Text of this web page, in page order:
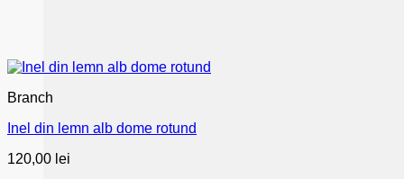
Branch
Inel din lemn alb dome rotund
120,00 lei